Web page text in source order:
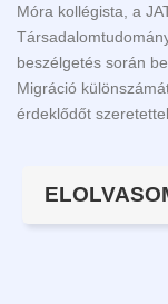
Móra kollégista, a
beszélgetés során
Migráció
érdeklődőt